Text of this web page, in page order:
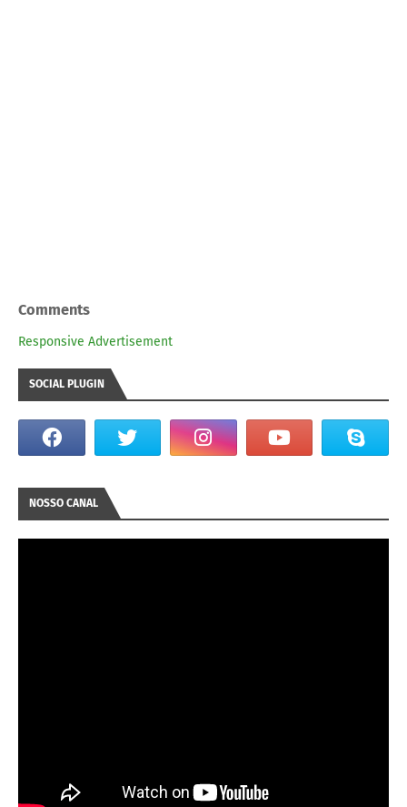
Comments
Responsive Advertisement
SOCIAL PLUGIN
NOSSO CANAL